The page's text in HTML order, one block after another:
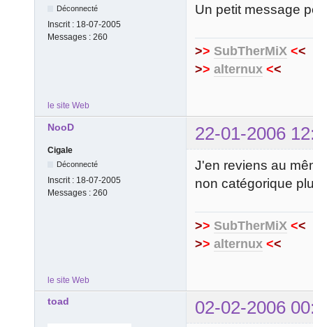
Déconnecté
Inscrit : 18-07-2005
Messages : 260
Un petit message
>> SubTherMiX <<
>> alternux <<
le site Web
NooD 22-01-2006
Cigale
Déconnecté
Inscrit : 18-07-2005
Messages : 260
J'en reviens au
non catégorique
>> SubTherMiX <<
>> alternux <<
le site Web
toad 02-02-2006